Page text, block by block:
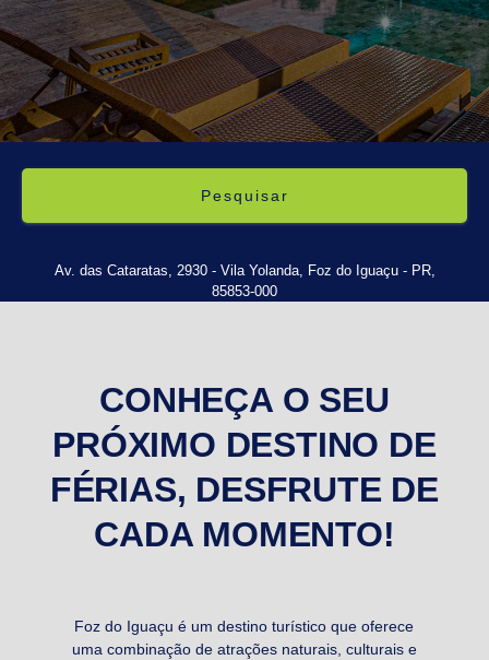
Pesquisar
Av. das Cataratas, 2930 - Vila Yolanda, Foz do Iguaçu - PR,
85853-000
CONHEÇA O SEU
PRÓXIMO DESTINO DE
FÉRIAS, DESFRUTE DE
CADA MOMENTO!
Foz do Iguaçu é um destino turístico que oferece
uma combinação de atrações naturais, culturais e